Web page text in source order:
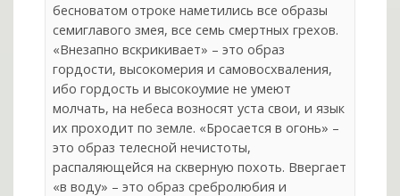
бесноватом отроке наметились все образы
семиглавого змея, все семь смертных грехов.
«Внезапно вскрикивает» – это образ
гордости, высокомерия и самовосхваления,
ибо гордость и высокоумие не умеют
молчать, на небеса возносят уста свои, и язык
их проходит по земле. «Бросается в огонь» –
это образ телесной нечистоты,
распаляющейся на скверную похоть. Ввергает
«в воду» – это образ сребролюбия и